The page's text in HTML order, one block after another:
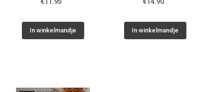
In winkelmandje In winkelmandje